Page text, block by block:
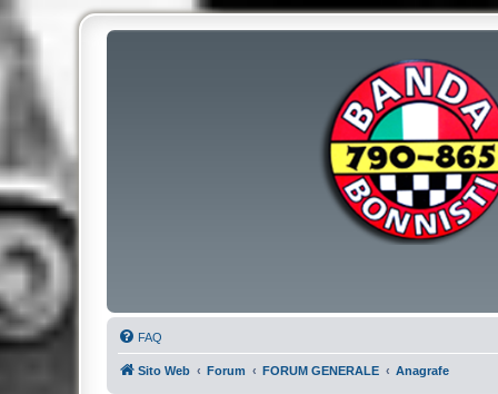
FAQ
Sito Web Forum FORUM GENERALE Anagrafe